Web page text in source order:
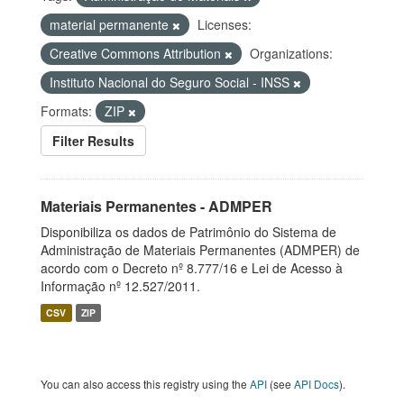
material permanente
Licenses:
Creative Commons Attribution
Organizations:
Instituto Nacional do Seguro Social - INSS
Formats:
ZIP
Filter Results
Materiais Permanentes - ADMPER
Disponibiliza os dados de Patrimônio do Sistema de
Administração de Materiais Permanentes (ADMPER) de
acordo com o Decreto nº 8.777/16 e Lei de Acesso à
Informação nº 12.527/2011.
CSV ZIP
You can also access this registry using the API (see API Docs).